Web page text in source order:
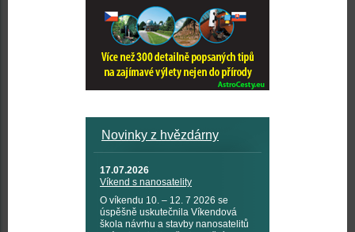
Novinky z hvězdárny
17.07.2026
Víkend s nanosatelity
O víkendu 10. – 12. 7 2026 se
úspěšně uskutečnila Víkendová
škola návrhu a stavby nanosatelitů